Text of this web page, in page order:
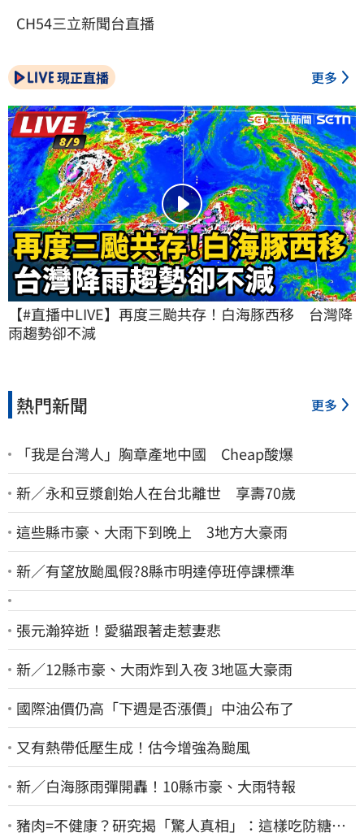
CH54三立新聞台直播
現正直播 更多
【#直播中LIVE】再度三颱共存！白海豚西移　台灣降
雨趨勢卻不減
熱門新聞 更多
「我是台灣人」胸章產地中國 Cheap酸爆
新／永和豆漿創始人在台北離世 享壽70歲
這些縣市豪、大雨下到晚上 3地方大豪雨
新／有望放颱風假?8縣市明達停班停課標準
張元瀚猝逝！愛貓跟著走惹妻悲
新／12縣市豪、大雨炸到入夜 3地區大豪雨
國際油價仍高「下週是否漲價」中油公布了
又有熱帶低壓生成！估今增強為颱風
新／白海豚雨彈開轟！10縣市豪、大雨特報
豬肉=不健康？研究揭「驚人真相」：這樣吃防糖尿